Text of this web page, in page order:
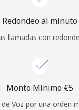
Redondeo al minuto
llamadas con
Monto Mínimo ⁦€5⁩
Voz por una orden